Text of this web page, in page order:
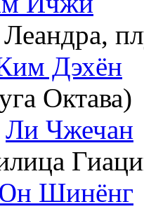
Дэхён
Октава)
Ли Чжечан
Шинёнг